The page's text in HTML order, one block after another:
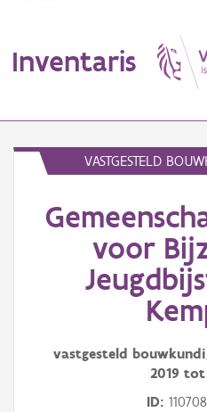
Inventaris
Erfgoedobject
Aanduidingsobject
VASTGESTELD
voor
vastgesteld
2019 tot
ID 110708